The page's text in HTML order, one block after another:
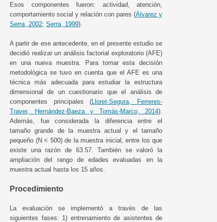
Esos componentes fueron: actividad, atención,
comportamiento social y relación con pares (Álvarez y
Serra, 2002; Serra, 1999).
A partir de ese antecedente, en el presente estudio se
decidió realizar un análisis factorial exploratorio (AFE)
en una nueva muestra. Para tomar esta decisión
metodológica se tuvo en cuenta que el AFE es una
técnica más adecuada para estudiar la estructura
dimensional de un cuestionario que el análisis de
componentes principales (Lloret-Segura, Ferreres-
Traver, Hernández-Baeza y Tomás-Marco, 2014).
Además, fue considerada la diferencia entre el
tamaño grande de la muestra actual y el tamaño
pequeño (N < 500) de la muestra inicial, entre los que
existe una razón de 63.57. También se valoró la
ampliación del rango de edades evaluadas en la
muestra actual hasta los 15 años.
Procedimiento
La evaluación se implementó a través de las
siguientes fases: 1) entrenamiento de asistentes de